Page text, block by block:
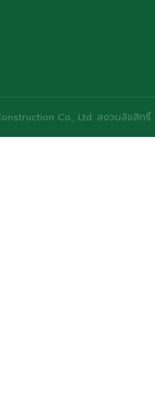
Co., Ltd. สงวนลิขสิทธิ์